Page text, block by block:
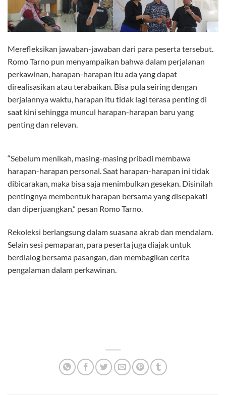
Merefleksikan jawaban-jawaban dari para peserta tersebut.
Romo Tarno pun menyampaikan bahwa dalam perjalanan
perkawinan, harapan-harapan itu ada yang dapat
direalisasikan atau terabaikan. Bisa pula seiring dengan
berjalannya waktu, harapan itu tidak lagi terasa penting di
saat kini sehingga muncul harapan-harapan baru yang
penting dan relevan.
“Sebelum menikah, masing-masing pribadi membawa
harapan-harapan personal. Saat harapan-harapan ini tidak
dibicarakan, maka bisa saja menimbulkan gesekan. Disinilah
pentingnya membentuk harapan bersama yang disepakati
dan diperjuangkan,” pesan Romo Tarno.
Rekoleksi berlangsung dalam suasana akrab dan mendalam.
Selain sesi pemaparan, para peserta juga diajak untuk
berdialog bersama pasangan, dan membagikan cerita
pengalaman dalam perkawinan.